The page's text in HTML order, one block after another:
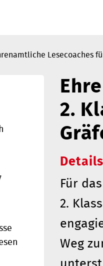
Lesecoaches
2.
Für
2.
Weg